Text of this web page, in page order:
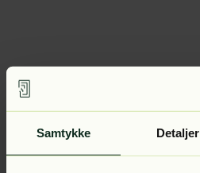
Samtykke Detaljer